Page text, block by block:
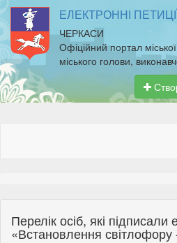
ЕЛЕКТРОННІ
ЧЕРКАСИ
Офіційний портал
міського голови,
Перелік осіб, які підписали
«Встановлення